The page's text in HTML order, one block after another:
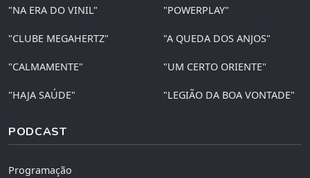
"NA ERA DO VINIL" "POWERPLAY"
"CLUBE MEGAHERTZ" "A QUEDA DOS ANJOS"
"CALMAMENTE" "UM CERTO ORIENTE"
"HAJA SAÚDE" "LEGIÃO DA BOA VONTADE"
PODCAST
Programação